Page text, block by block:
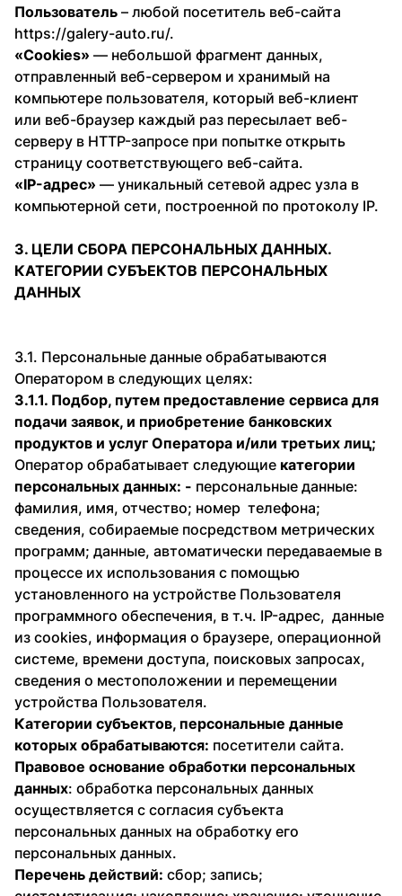
Пользователь – любой посетитель веб-сайта
https://galery-auto.ru/.
«Cookies» — небольшой фрагмент данных,
отправленный веб-сервером и хранимый на
компьютере пользователя, который веб-клиент
или веб-браузер каждый раз пересылает веб-
серверу в HTTP-запросе при попытке открыть
страницу соответствующего веб-сайта.
«IP-адрес» — уникальный сетевой адрес узла в
компьютерной сети, построенной по протоколу IP.
3. ЦЕЛИ СБОРА ПЕРСОНАЛЬНЫХ ДАННЫХ.
КАТЕГОРИИ СУБЪЕКТОВ ПЕРСОНАЛЬНЫХ
ДАННЫХ
3.1. Персональные данные обрабатываются
Оператором в следующих целях:
3.1.1. Подбор, путем предоставление сервиса для
подачи заявок, и приобретение банковских
продуктов и услуг Оператора и/или третьих лиц;
Оператор обрабатывает следующие категории
персональных данных: - персональные данные:
фамилия, имя, отчество; номер телефона;
сведения, собираемые посредством метрических
программ; данные, автоматически передаваемые в
процессе их использования с помощью
установленного на устройстве Пользователя
программного обеспечения, в т.ч. IP-адрес, данные
из cookies, информация о браузере, операционной
системе, времени доступа, поисковых запросах,
сведения о местоположении и перемещении
устройства Пользователя.
Категории субъектов, персональные данные
которых обрабатываются: посетители сайта.
Правовое основание обработки персональных
данных: обработка персональных данных
осуществляется с согласия субъекта
персональных данных на обработку его
персональных данных.
Перечень действий: сбор; запись;